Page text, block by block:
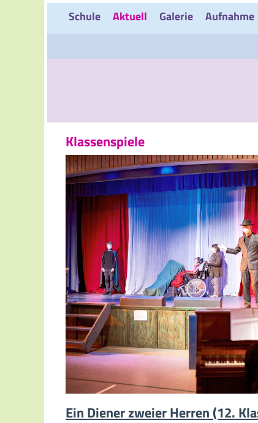
Schule Aktuell Galerie Aufnahme
Klassenspiele
Ein Diener zweier Herren (12.